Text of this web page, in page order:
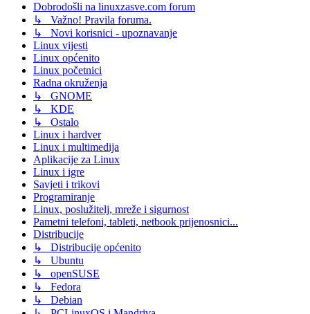
Dobrodošli na linuxzasve.com forum
↳ Važno! Pravila foruma.
↳ Novi korisnici - upoznavanje
Linux vijesti
Linux općenito
Linux početnici
Radna okruženja
↳ GNOME
↳ KDE
↳ Ostalo
Linux i hardver
Linux i multimedija
Aplikacije za Linux
Linux i igre
Savjeti i trikovi
Programiranje
Linux, poslužitelj, mreže i sigurnost
Pametni telefoni, tableti, netbook prijenosnici...
Distribucije
↳ Distribucije općenito
↳ Ubuntu
↳ openSUSE
↳ Fedora
↳ Debian